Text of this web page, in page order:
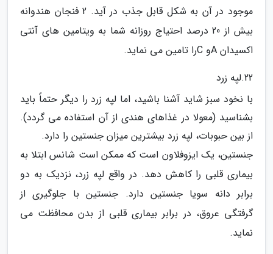
موجود در آن به شکل قابل جذب در آید. 2 فنجان هندوانه
بیش از 20 درصد احتیاج روزانه شما به ویتامین های آنتی
اکسیدان Aو Cرا تامین می نماید.
22.لپه زرد
با نخود سبز شاید آشنا باشید، اما لپه زرد را دیگر حتماً باید
بشناسید (معولا در غذاهای هندی از آن استفاده می گردد).
از بین حبوبات، لپه زرد بیشترین میزان جنستین را دارد.
جنستین، یک ایزوفلاون است که ممکن است شانس ابتلا به
بیماری قلبی را کاهش دهد. در واقع لپه زرد، نزدیک به دو
برابر دانه سویا جنستین دارد. جنستین با جلوگیری از
گرفتگی عروق، در برابر بیماری قلبی از بدن محافظت می
نماید.